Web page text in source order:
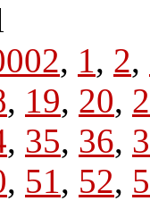
, 1, 2,
, 19, 20,
, 35, 36,
, 51, 52,